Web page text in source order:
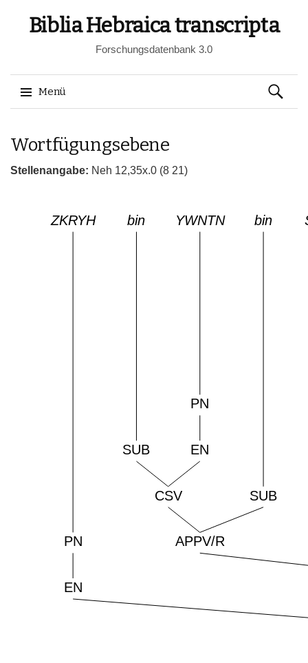
Biblia Hebraica transcripta
Forschungsdatenbank 3.0
Menü
zum
Suchen
nach:
Wortfügungsebene
Stellenangabe: Neh 12,35x.0 (8 21)